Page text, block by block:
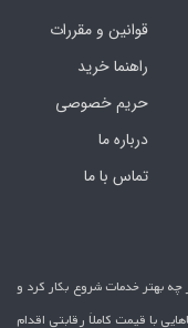
قوانین و مقررات
راهنما خرید
حریم خصوصی
درباره ما
تماس با ما
در ارائه هر چه بهتر خدمات شروع بکار کرد و
با قیمت کاملاَ رقابتی اقدام